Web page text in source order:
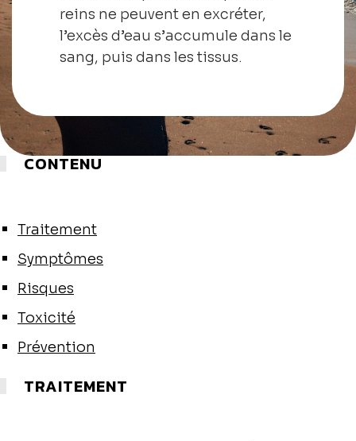
reins ne peuvent en excréter,
l’excès d’eau s’accumule dans le
sang, puis dans les tissus.
CONTENU
Traitement
Symptômes
Risques
Toxicité
Prévention
TRAITEMENT